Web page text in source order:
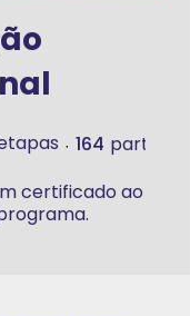
55 etapas
164
certificado ao